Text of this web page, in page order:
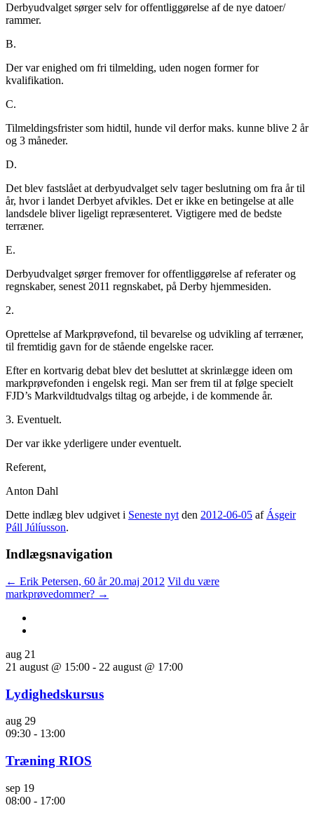
Derbyudvalget sørger selv for offentliggørelse af de nye datoer/
rammer.
B.
Der var enighed om fri tilmelding, uden nogen former for
kvalifikation.
C.
Tilmeldingsfrister som hidtil, hunde vil derfor maks. kunne blive 2 år
og 3 måneder.
D.
Det blev fastslået at derbyudvalget selv tager beslutning om fra år til
år, hvor i landet Derbyet afvikles. Det er ikke en betingelse at alle
landsdele bliver ligeligt repræsenteret. Vigtigere med de bedste
terræner.
E.
Derbyudvalget sørger fremover for offentliggørelse af referater og
regnskaber, senest 2011 regnskabet, på Derby hjemmesiden.
2.
Oprettelse af Markprøvefond, til bevarelse og udvikling af terræner,
til fremtidig gavn for de stående engelske racer.
Efter en kortvarig debat blev det besluttet at skrinlægge ideen om
markprøvefonden i engelsk regi. Man ser frem til at følge specielt
FJD’s Markvildtudvalgs tiltag og arbejde, i de kommende år.
3. Eventuelt.
Der var ikke yderligere under eventuelt.
Referent,
Anton Dahl
Dette indlæg blev udgivet i Seneste nyt den 2012-06-05 af Ásgeir
Páll Júlíusson.
Indlægsnavigation
← Erik Petersen, 60 år 20.maj 2012 Vil du være
markprøvedommer? →
aug 21
21 august @ 15:00 - 22 august @ 17:00
Lydighedskursus
aug 29
09:30 - 13:00
Træning RIOS
sep 19
08:00 - 17:00